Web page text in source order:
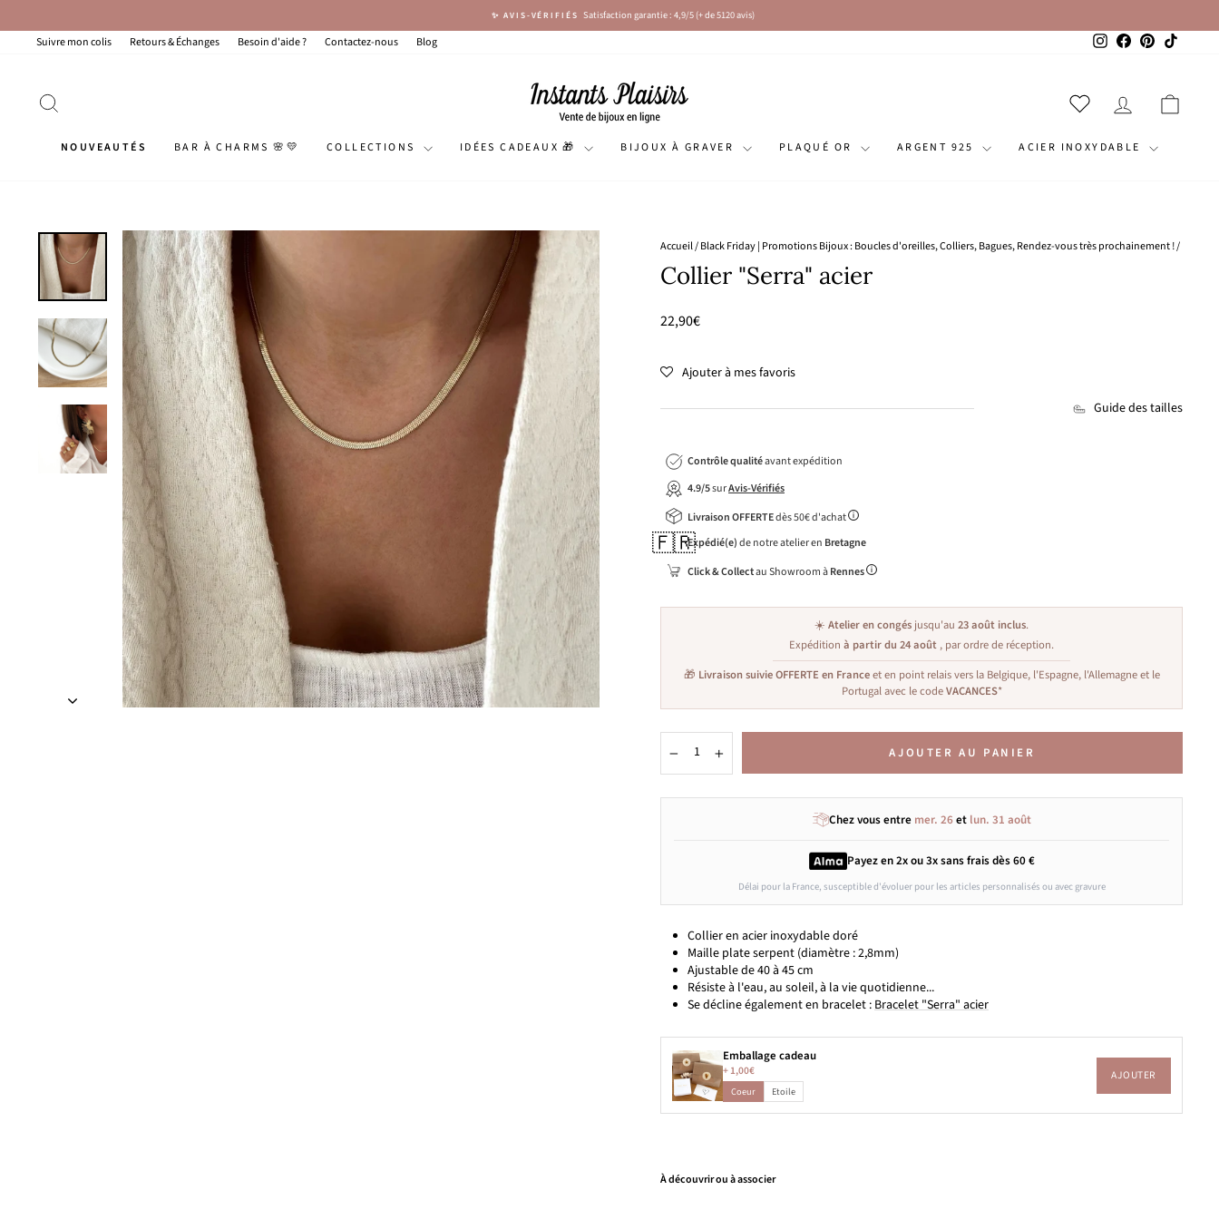
contenu
Diaporama
✨ AVIS-VÉRIFIÉS Satisfaction garantie : 4,9/5 (+ de 5120 avis)
Suivre mon colis Retours & Échanges Besoin d'aide ? Contactez-nous Blog InstagramFacebook
Pinterest
SE
NOUVEAUTÉS BAR À CHARMS 🌸💛 COLLECTIONS IDÉES CADEAUX 🎁 BIJOUX À GRAVER PLAQUÉ OR ARGENT 925 ACIER INOXYDABLE
Accueil/Black Friday | Promotions Bijoux : Boucles d'oreilles, Colliers, Bagues, Rendez-vous très prochainement !/
Collier "Serra" acier
Prix
22,90€
Ajouter à mes favoris
Guide des tailles
Contrôle qualitéavant expédition
4.9/5surAvis-Vérifiés
Livraison OFFERTEdès 50€ d'achat
🇫🇷Expédié(e)de notre atelier en Bretagne
Click & Collectau Showroom àRennes
☀️ Atelier en congés jusqu'au 23 août inclus.
Expédition à partir du 24 août , par ordre de réception.
🎁 Livraison suivie OFFERTE en Franceet en point relais vers la Belgique, l'Espagne, l'Allemagne et le
Portugal avec le codeVACANCES*
+
AJOUTER AU PANIER
Chez vous entre mer. 26et lun. 31 août
Payez en 2x ou 3xsans fraisdès 60 €
Délai pour la France, susceptible d'évoluer pour les articles personnalisés ou avec gravure
Collier en acier inoxydable doré
Maille plate serpent (diamètre : 2,8mm)
Ajustable de 40 à 45 cm
Résiste à l'eau, au soleil, à la vie quotidienne...
Se décline également en bracelet :Bracelet "Serra" acier
Emballage cadeau
+1,00€
Coeur Etoile
AJOUTER
À découvrir ou à associer